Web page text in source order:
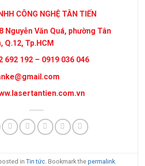
CÔNG NGHỆ TÂN TIẾN
Nguyễn Văn Quá, phường Tân
Q.12, Tp.HCM
692 192 – 0919 036 046
in Tin tức. Bookmark the permalink.